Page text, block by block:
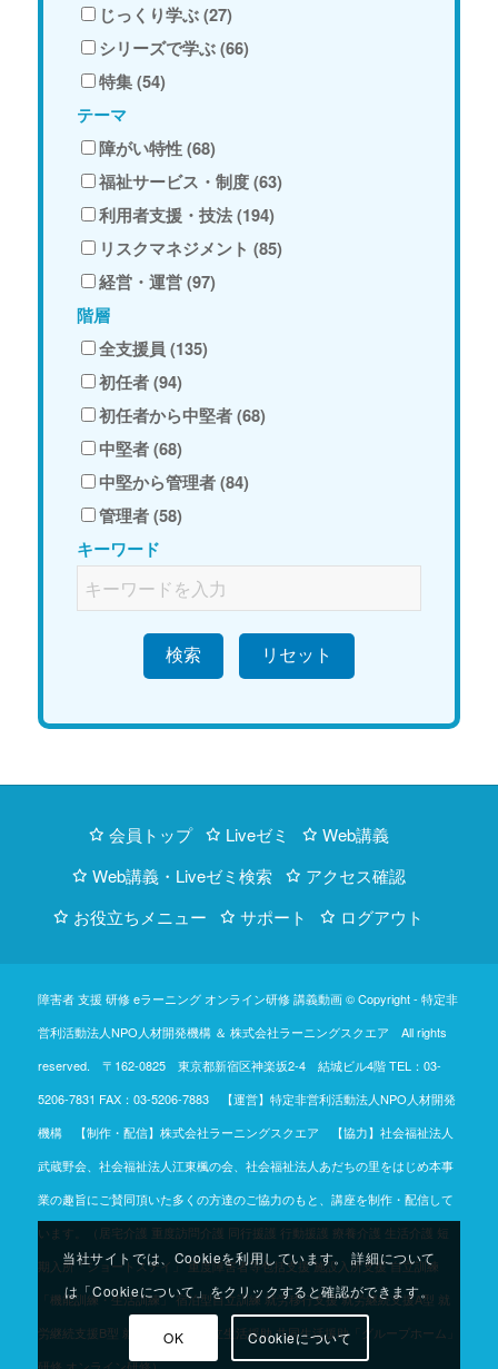
じっくり学ぶ (27)
シリーズで学ぶ (66)
特集 (54)
テーマ
障がい特性 (68)
福祉サービス・制度 (63)
利用者支援・技法 (194)
リスクマネジメント (85)
経営・運営 (97)
階層
全支援員 (135)
初任者 (94)
初任者から中堅者 (68)
中堅者 (68)
中堅から管理者 (84)
管理者 (58)
キーワード
検索
会員トップ Liveゼミ
Web講義
Web講義・Liveゼミ検索
アクセス確認
お役立ちメニュー
サポート ログアウト
障害者 支援 研修 eラーニング オンライン研修 講義動画 © Copyright - 特定非
営利活動法人NPO人材開発機構＆ 株式会社ラーニングスクエア All rights
reserved. 〒162-0825 東京都新宿区神楽坂2-4 結城ビル4階TEL：03-
5206-7831 FAX：03-5206-7883 【運営】特定非営利活動法人NPO人材開発
機構 【制作・配信】株式会社ラーニングスクエア 【協力】社会福祉法人
武蔵野会、社会福祉法人江東楓の会、社会福祉法人あだちの里をはじめ本事
業の趣旨にご賛同頂いた多くの方達のご協力のもと、講座を制作・配信して
います。（居宅介護 重度訪問介護 同行援護 行動援護 療養介護 生活介護 短
期入所「ショートステイ」 重度障害者等包括支援 施設入所支援 自立訓練
「機能訓練・生活訓練」 宿泊型自立訓練 就労移行支援 就労継続支援A型 就
労継続支援B型 就労定着支援 自立生活援助 共同生活援助「グループホーム」
研修 オンライン研修）
当社サイトでは、Cookieを利用しています。 詳細について
は「Cookieについて」をクリックすると確認ができます。
OK Cookieについて